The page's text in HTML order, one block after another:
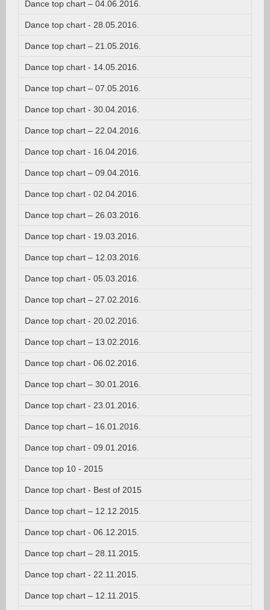
Dance top chart – 04.06.2016.
Dance top chart - 28.05.2016.
Dance top chart – 21.05.2016.
Dance top chart - 14.05.2016.
Dance top chart – 07.05.2016.
Dance top chart - 30.04.2016.
Dance top chart – 22.04.2016.
Dance top chart - 16.04.2016.
Dance top chart – 09.04.2016.
Dance top chart - 02.04.2016.
Dance top chart – 26.03.2016.
Dance top chart - 19.03.2016.
Dance top chart – 12.03.2016.
Dance top chart - 05.03.2016.
Dance top chart – 27.02.2016.
Dance top chart - 20.02.2016.
Dance top chart – 13.02.2016.
Dance top chart - 06.02.2016.
Dance top chart – 30.01.2016.
Dance top chart - 23.01.2016.
Dance top chart – 16.01.2016.
Dance top chart - 09.01.2016.
Dance top 10 - 2015
Dance top chart - Best of 2015
Dance top chart – 12.12.2015.
Dance top chart - 06.12.2015.
Dance top chart – 28.11.2015.
Dance top chart - 22.11.2015.
Dance top chart – 12.11.2015.